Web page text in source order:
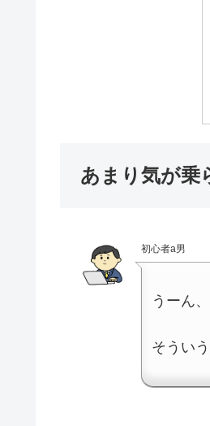
あまり気が乗
初心者a男
うーん
そうい